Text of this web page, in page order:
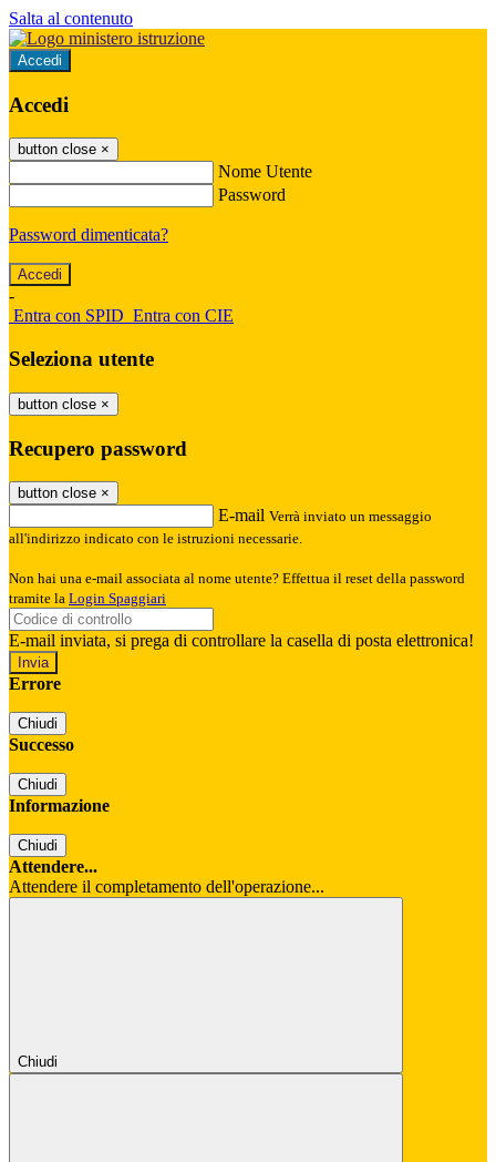
Salta al contenuto
Accedi
Accedi
button close ×
Nome Utente
Password
Password dimenticata?
-
Entra con SPID Entra con CIE
Seleziona utente
button close ×
Recupero password
button close ×
E-mail Verrà inviato un messaggio
all'indirizzo indicato con le istruzioni necessarie.
Non hai una e-mail associata al nome utente? Effettua il reset della password
tramite la Login Spaggiari
E-mail inviata, si prega di controllare la casella di posta elettronica!
Errore
Chiudi
Successo
Chiudi
Informazione
Chiudi
Attendere...
Attendere il completamento dell'operazione...
Chiudi